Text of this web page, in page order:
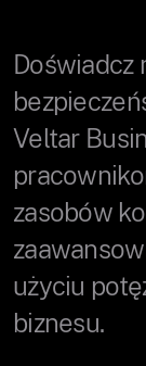
Doświadcz
Veltar
zasobów
użyciu
biznesu.